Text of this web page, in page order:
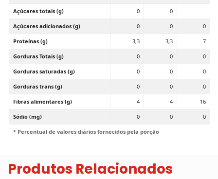
Açúcares totais (g) 0 0
Açúcares adicionados (g) 0 0 0
Proteínas (g) 3,3 3,3 7
Gorduras Totais (g) 0 0 0
Gorduras saturadas (g) 0 0 0
Gorduras trans (g) 0 0 0
Fibras alimentares (g) 4 4 16
Sódio (mg) 0 0 0
* Percentual de valores diários fornecidos pela porção
Produtos Relacionados